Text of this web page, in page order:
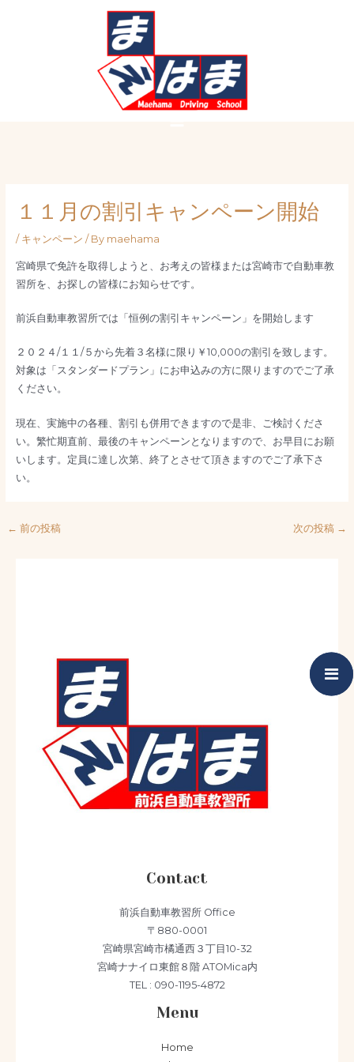
１１月の割引キャンペーン開始
/ キャンペーン / By maehama
宮崎県で免許を取得しようと、お考えの皆様または宮崎市で自動車教
習所を、お探しの皆様にお知らせです。
前浜自動車教習所では「恒例の割引キャンペーン」を開始します
２０２４/１１/５から先着３名様に限り￥10,000の割引を致します。
対象は「スタンダードプラン」にお申込みの方に限りますのでご了承
ください。
現在、実施中の各種、割引も併用できますので是非、ご検討くださ
い。繁忙期直前、最後のキャンペーンとなりますので、お早目にお願
いします。定員に達し次第、終了とさせて頂きますのでご了承下さ
い。
← 前の投稿 次の投稿 →
Contact
前浜自動車教習所 Office
〒880-0001
宮崎県宮崎市橘通西３丁目10-32
宮崎ナナイロ東館８階 ATOMica内
TEL : 090-1195-4872
Menu
Home